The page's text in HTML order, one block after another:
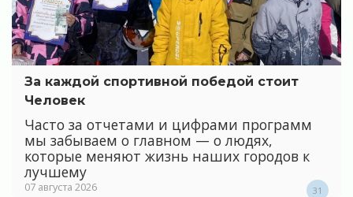
За каждой спортивной победой стоит
Человек
Часто за отчетами и цифрами программ
мы забываем о главном — о людях,
которые меняют жизнь наших городов к
лучшему
07 августа 2026 31